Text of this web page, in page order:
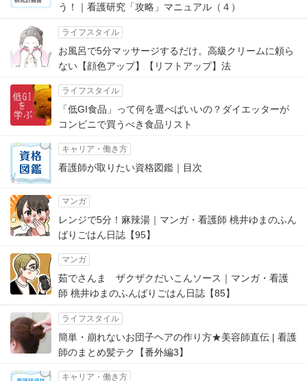
う！｜看護研究「攻略」マニュアル（４）
ライフスタイル
お風呂で5分マッサージするだけ。高級クリームに頼ら
ない【顔色アップ】【リフトアップ】法
ライフスタイル
「低GI食品」って何を選べばいいの？ダイエッターが
コンビニで買うべき食品リスト
キャリア・働き方
看護師が取りたい資格図鑑｜目次
マンガ
レンジで5分！麻辣湯｜マンガ・看護師 桃井ゆまのふん
ばりごはん日誌【95】
マンガ
茹でさんま ザクザクだいこんソース｜マンガ・看護
師 桃井ゆまのふんばりごはん日誌【85】
ライフスタイル
簡単・崩れないお団子ヘアの作り方★美容師直伝 | 看護
師のまとめ髪テク【番外編3】
キャリア・働き方